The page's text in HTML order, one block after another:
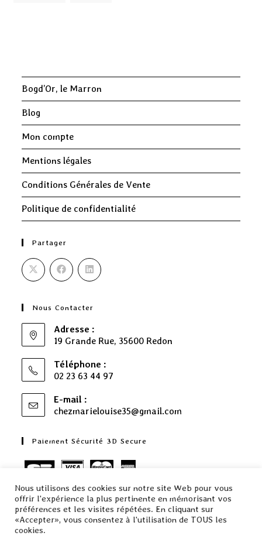
Bogd’Or, le Marron
Blog
Mon compte
Mentions légales
Conditions Générales de Vente
Politique de confidentialité
Partager
Nous Contacter
Adresse :
19 Grande Rue, 35600 Redon
Téléphone :
02 23 63 44 97
E-mail :
chezmarielouise35@gmail.com
Paiement Sécurité 3D Secure
L’abus d’alcools est dangereux pour la santé, à consommer avec
modération. La vente d’alcool est interdite aux mineurs.
Nous utilisons des cookies sur notre site Web pour vous
offrir l'expérience la plus pertinente en mémorisant vos
préférences et les visites répétées. En cliquant sur
«Accepter», vous consentez à l'utilisation de TOUS les
cookies.